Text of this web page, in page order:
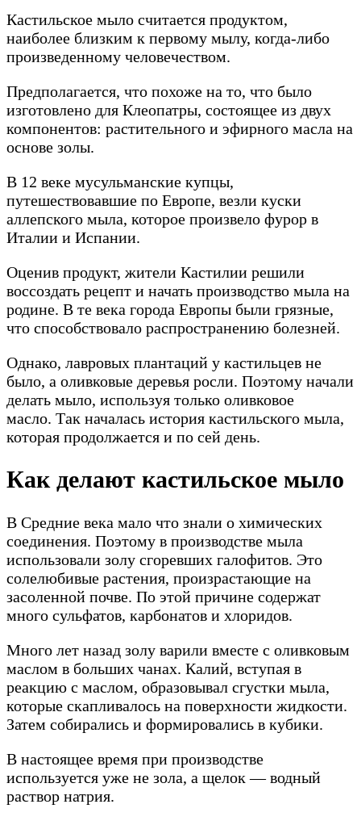
Кастильское мыло считается продуктом,
наиболее близким к первому мылу, когда-либо
произведенному человечеством.
Предполагается, что похоже на то, что было
изготовлено для Клеопатры, состоящее из двух
компонентов: растительного и эфирного масла на
основе золы.
В 12 веке мусульманские купцы,
путешествовавшие по Европе, везли куски
аллепского мыла, которое произвело фурор в
Италии и Испании.
Оценив продукт, жители Кастилии решили
воссоздать рецепт и начать производство мыла на
родине. В те века города Европы были грязные,
что способствовало распространению болезней.
Однако, лавровых плантаций у кастильцев не
было, а оливковые деревья росли. Поэтому начали
делать мыло, используя только оливковое
масло. Так началась история кастильского мыла,
которая продолжается и по сей день.
Как делают кастильское мыло
В Средние века мало что знали о химических
соединения. Поэтому в производстве мыла
использовали золу сгоревших галофитов. Это
солелюбивые растения, произрастающие на
засоленной почве. По этой причине содержат
много сульфатов, карбонатов и хлоридов.
Много лет назад золу варили вместе с оливковым
маслом в больших чанах. Калий, вступая в
реакцию с маслом, образовывал сгустки мыла,
которые скапливалось на поверхности жидкости.
Затем собирались и формировались в кубики.
В настоящее время при производстве
используется уже не зола, а щелок — водный
раствор натрия.